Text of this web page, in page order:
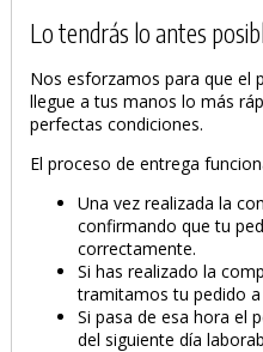
Lo tendrás lo antes
Nos esforzamos para que el
llegue a tus manos lo más
perfectas condiciones.
El proceso de entrega
Una vez realizada la
confirmando que tu
correctamente.
Si has realizado la
tramitamos tu pedido
Si pasa de esa hora el
del siguiente día